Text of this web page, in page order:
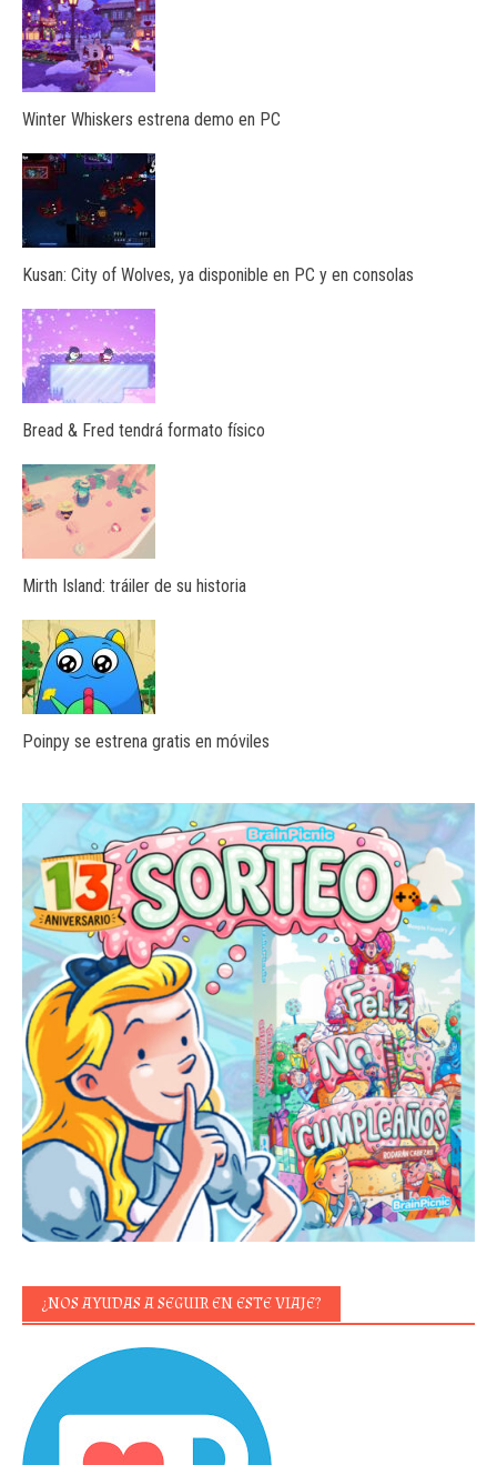
Winter Whiskers estrena demo en PC
Kusan: City of Wolves, ya disponible en PC y en consolas
Bread & Fred tendrá formato físico
Mirth Island: tráiler de su historia
Poinpy se estrena gratis en móviles
¿NOS AYUDAS A SEGUIR EN ESTE VIAJE?